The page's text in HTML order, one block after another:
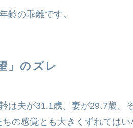
齢の乖離です。
」のズレ
は夫が31.1歳、妻が29.7歳、
の感覚とも大きくずれては